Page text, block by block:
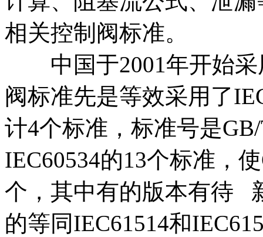
相关控制阀标准。
中国于2001年开始采
阀标准先是等效采用了
计4个标准，标准号是
IEC60534的13个标准，
个，其中有的版本有待
的等同IEC61514和